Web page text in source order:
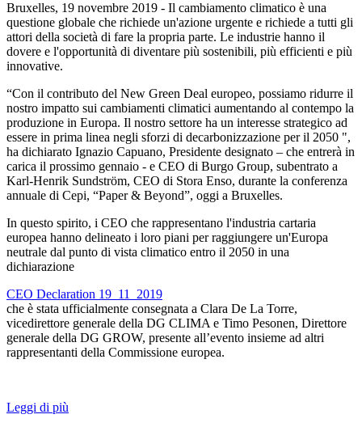
Bruxelles, 19 novembre 2019 - Il cambiamento climatico è una
questione globale che richiede un'azione urgente e richiede a tutti gli
attori della società di fare la propria parte. Le industrie hanno il
dovere e l'opportunità di diventare più sostenibili, più efficienti e più
innovative.
“Con il contributo del New Green Deal europeo, possiamo ridurre il
nostro impatto sui cambiamenti climatici aumentando al contempo la
produzione in Europa. Il nostro settore ha un interesse strategico ad
essere in prima linea negli sforzi di decarbonizzazione per il 2050 ",
ha dichiarato Ignazio Capuano, Presidente designato – che entrerà in
carica il prossimo gennaio - e CEO di Burgo Group, subentrato a
Karl-Henrik Sundström, CEO di Stora Enso, durante la conferenza
annuale di Cepi, “Paper & Beyond”, oggi a Bruxelles.
In questo spirito, i CEO che rappresentano l'industria cartaria
europea hanno delineato i loro piani per raggiungere un'Europa
neutrale dal punto di vista climatico entro il 2050 in una
dichiarazione
CEO Declaration 19_11_2019
che è stata ufficialmente consegnata a Clara De La Torre,
vicedirettore generale della DG CLIMA e Timo Pesonen, Direttore
generale della DG GROW, presente all’evento insieme ad altri
rappresentanti della Commissione europea.
Leggi di più